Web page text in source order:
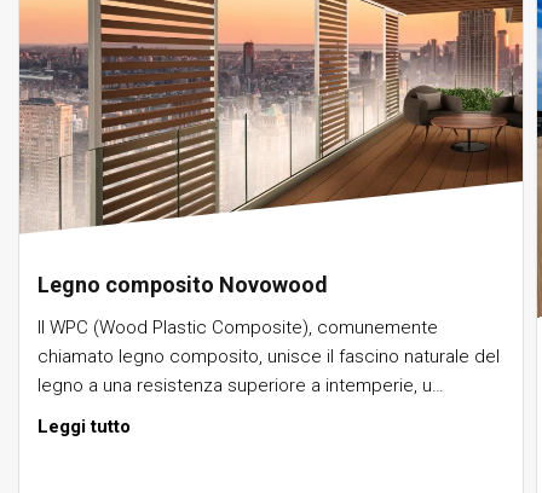
Legno composito Novowood
Il WPC (Wood Plastic Composite), comunemente
chiamato legno composito, unisce il fascino naturale del
legno a una resistenza superiore a intemperie, u…
Leggi tutto